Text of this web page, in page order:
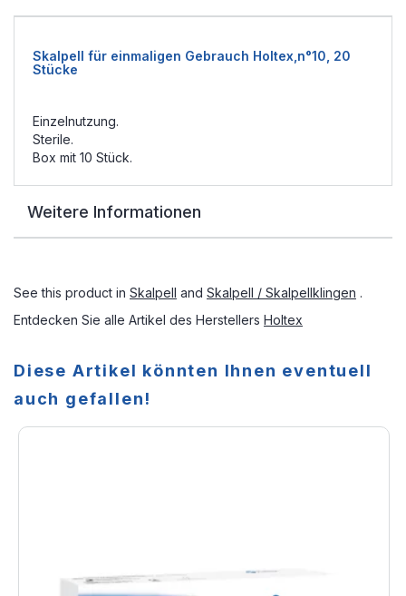
Skalpell für einmaligen Gebrauch Holtex,n°10, 20
Stücke
Einzelnutzung.
Sterile.
Box mit 10 Stück.
Weitere Informationen
See this product in Skalpell and Skalpell / Skalpellklingen .
Entdecken Sie alle Artikel des Herstellers Holtex
Diese Artikel könnten Ihnen eventuell
auch gefallen!